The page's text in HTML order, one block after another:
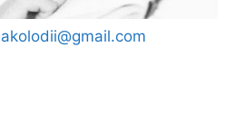
akolodii@gmail.com